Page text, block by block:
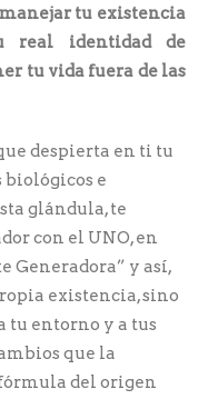
tu existencia
real identidad de
tu vida fuera de las
despierta en ti tu
e
glándula, te
con el UNO, en
Generadora” y así,
existencia, sino
tu entorno y a tus
que la
del origen